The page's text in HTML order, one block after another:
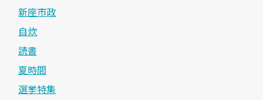
新座市政
自炊
読書
夏時間
選挙特集